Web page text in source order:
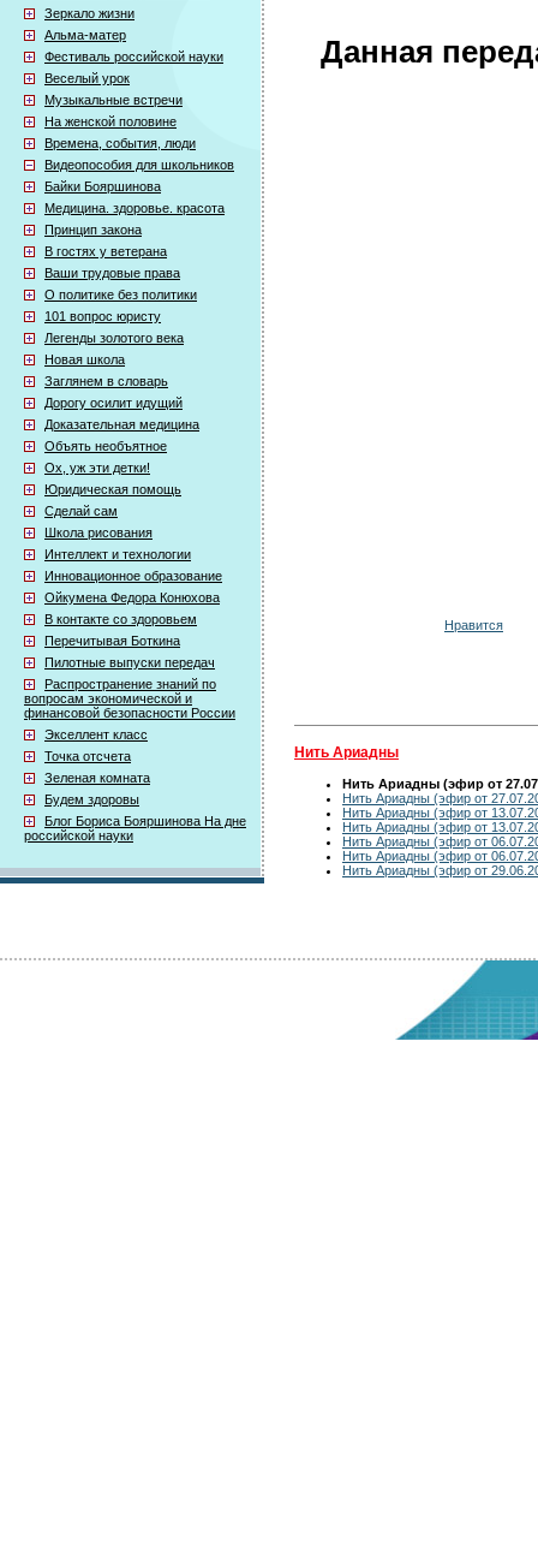
Зеркало жизни
Альма-матер
Фестиваль российской науки
Веселый урок
Музыкальные встречи
На женской половине
Времена, события, люди
Видеопособия для школьников
Байки Бояршинова
Медицина. здоровье. красота
Принцип закона
В гостях у ветерана
Ваши трудовые права
О политике без политики
101 вопрос юристу
Легенды золотого века
Новая школа
Заглянем в словарь
Дорогу осилит идущий
Доказательная медицина
Объять необъятное
Ох, уж эти детки!
Юридическая помощь
Сделай сам
Школа рисования
Интеллект и технологии
Инновационное образование
Ойкумена Федора Конюхова
В контакте со здоровьем
Перечитывая Боткина
Пилотные выпуски передач
Распространение знаний по
вопросам экономической и
финансовой безопасности России
Экселлент класс
Точка отсчета
Зеленая комната
Будем здоровы
Блог Бориса Бояршинова На дне
российской науки
Данная
Нравится
Нить Ариадны
Нить Ариадны (эфир от
Нить Ариадны (эфир от
Нить Ариадны (эфир от
Нить Ариадны (эфир от
Нить Ариадны (эфир от
Нить Ариадны (эфир от
Нить Ариадны (эфир от